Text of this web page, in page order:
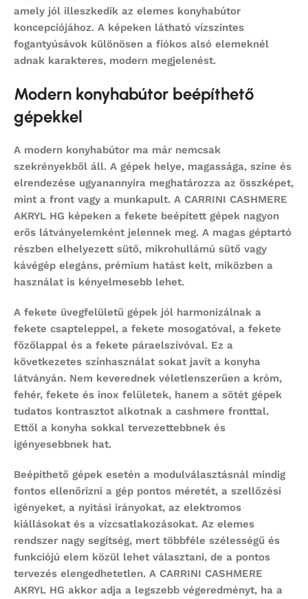
amely jól illeszkedik az elemes konyhabútor
koncepciójához. A képeken látható vízszintes
fogantyúsávok különösen a fiókos alsó elemeknél
adnak karakteres, modern megjelenést.
Modern konyhabútor beépíthető
gépekkel
A modern konyhabútor ma már nemcsak
szekrényekből áll. A gépek helye, magassága, színe és
elrendezése ugyanannyira meghatározza az összképet,
mint a front vagy a munkapult. A CARRINI CASHMERE
AKRYL HG képeken a fekete beépített gépek nagyon
erős látványelemként jelennek meg. A magas géptartó
részben elhelyezett sütő, mikrohullámú sütő vagy
kávégép elegáns, prémium hatást kelt, miközben a
használat is kényelmesebb lehet.
A fekete üvegfelületű gépek jól harmonizálnak a
fekete csapteleppel, a fekete mosogatóval, a fekete
főzőlappal és a fekete páraelszívóval. Ez a
következetes színhasználat sokat javít a konyha
látványán. Nem keverednek véletlenszerűen a króm,
fehér, fekete és inox felületek, hanem a sötét gépek
tudatos kontrasztot alkotnak a cashmere fronttal.
Ettől a konyha sokkal tervezettebbnek és
igényesebbnek hat.
Beépíthető gépek esetén a modulválasztásnál mindig
fontos ellenőrizni a gép pontos méretét, a szellőzési
igényeket, a nyitási irányokat, az elektromos
kiállásokat és a vízcsatlakozásokat. Az elemes
rendszer nagy segítség, mert többféle szélességű és
funkciójú elem közül lehet választani, de a pontos
tervezés elengedhetetlen. A CARRINI CASHMERE
AKRYL HG akkor adja a legszebb végeredményt, ha a